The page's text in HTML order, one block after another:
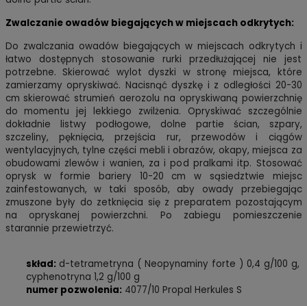
Zwalczanie owadów biegających w miejscach odkrytych:
Do zwalczania owadów biegających w miejscach odkrytych i
łatwo dostępnych stosowanie rurki przedłużającej nie jest
potrzebne. Skierować wylot dyszki w stronę miejsca, które
zamierzamy opryskiwać. Nacisnąć dyszkę i z odległości 20-30
cm skierować strumień aerozolu na opryskiwaną powierzchnię
do momentu jej lekkiego zwilżenia. Opryskiwać szczególnie
dokładnie listwy podłogowe, dolne partie ścian, szpary,
szczeliny, pęknięcia, przejścia rur, przewodów i ciągów
wentylacyjnych, tylne części mebli i obrazów, okapy, miejsca za
obudowami zlewów i wanien, za i pod pralkami itp. Stosować
oprysk w formie bariery 10-20 cm w sąsiedztwie miejsc
zainfestowanych, w taki sposób, aby owady przebiegając
zmuszone były do zetknięcia się z preparatem pozostającym
na opryskanej powierzchni. Po zabiegu pomieszczenie
starannie przewietrzyć.
skład: d-tetrametryna ( Neopynaminy forte ) 0,4 g/100 g,
cyphenotryna 1,2 g/100 g
numer pozwolenia: 4077/10 Propal Herkules S